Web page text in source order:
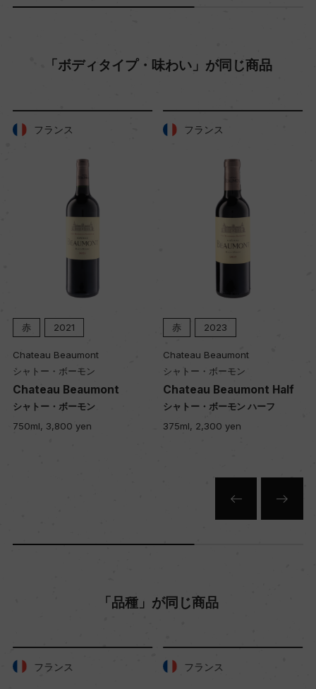
品質分類・原産地呼称
キャップの仕様
スクリューキャップ
「ボディタイプ・味わい」が同じ商品
フランス
赤 2021
Chateau Beaumont
シャトー・ボーモン
Chateau Beaumont
シャトー・ボーモン
750ml, 3,800 yen
フランス
赤 2023
Chateau Beaumont
シャトー・ボーモン
Chateau Beaumont Half
シャトー・ボーモン ハーフ
375ml, 2,300 yen
「品種」が同じ商品
フランス フランス